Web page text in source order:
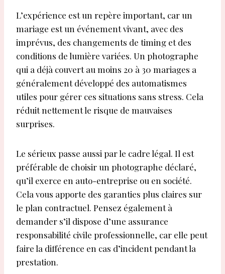
L’expérience est un repère important, car un
mariage est un événement vivant, avec des
imprévus, des changements de timing et des
conditions de lumière variées. Un photographe
qui a déjà couvert au moins 20 à 30 mariages a
généralement développé des automatismes
utiles pour gérer ces situations sans stress. Cela
réduit nettement le risque de mauvaises
surprises.
Le sérieux passe aussi par le cadre légal. Il est
préférable de choisir un photographe déclaré,
qu’il exerce en auto-entreprise ou en société.
Cela vous apporte des garanties plus claires sur
le plan contractuel. Pensez également à
demander s’il dispose d’une assurance
responsabilité civile professionnelle, car elle peut
faire la différence en cas d’incident pendant la
prestation.